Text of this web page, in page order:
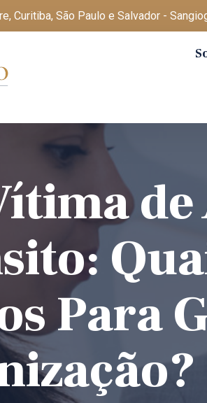
Curitiba, São Paulo e Salvador -
de
Para